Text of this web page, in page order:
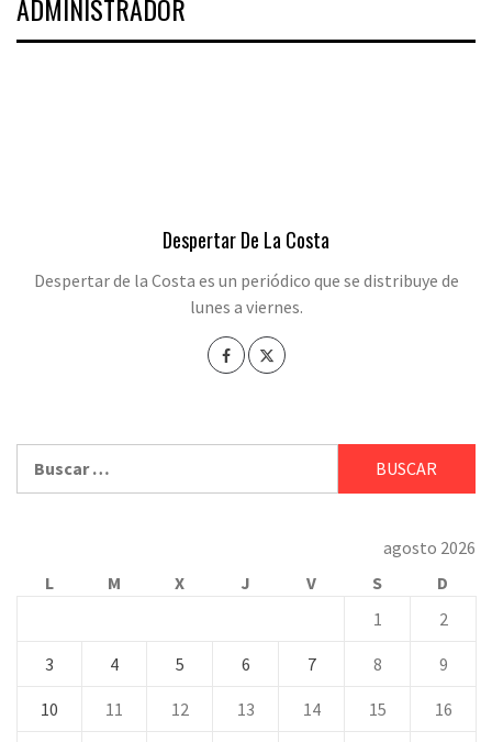
ADMINISTRADOR
Despertar De La Costa
Despertar de la Costa es un periódico que se distribuye de
lunes a viernes.
agosto 2026
L
M X J V S
D
1
2
3 4 5 6 7 8 9
10 11 12 13 14 15 16